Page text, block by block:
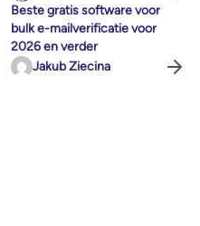
Beste gratis software voor
bulk e-mailverificatie voor
2026 en verder
Jakub Ziecina